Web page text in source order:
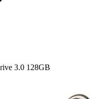
3.0 128GB